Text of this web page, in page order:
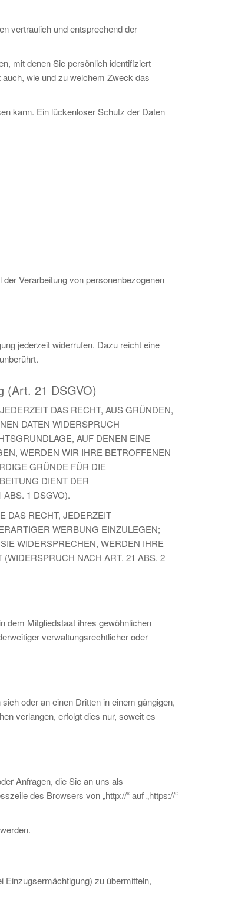
vertraulich und entsprechend der
mit denen Sie persönlich identifiziert
wie und zu welchem Zweck das
kann. Ein lückenloser Schutz der Daten
Verarbeitung von personenbezogenen
jederzeit widerrufen. Dazu reicht eine
(Art. 21 DSGVO)
DAS RECHT, AUS GRÜNDEN,
DATEN WIDERSPRUCH
AUF DENEN EINE
WERDEN WIR IHRE BETROFFENEN
GRÜNDE FÜR DIE
DIENT DER
1 DSGVO).
DAS RECHT, JEDERZEIT
WERBUNG EINZULEGEN;
WIDERSPRECHEN, WERDEN IHRE
NACH ART. 21 ABS. 2
dem Mitgliedstaat ihres gewöhnlichen
verwaltungsrechtlicher oder
oder an einen Dritten in einem gängigen,
verlangen, erfolgt dies nur, soweit es
Anfragen, die Sie an uns als
des Browsers von „http://“ auf „https://“
Einzugsermächtigung) zu übermitteln,